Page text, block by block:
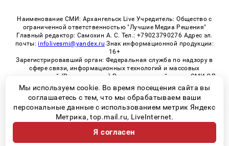
Наименование СМИ: Архангельск Live Учредитель: Общество с
ограниченной ответственностью "Лучшие Медиа Решения"
Главный редактор: Самохин А. С. Тел.: +79023790276 Адрес эл.
почты: infolivesmi@yandex.ru Знак информационной продукции:
16+
Зарегистрировавший орган: Федеральная служба по надзору в
сфере связи, информационных технологий и массовых
коммуникаций (Роскомнадзор) Регистрационный номер СМИ ЭЛ
№ ФС 77 - 82533 от 21.01.2022
© 2026 «Архангельск Live» | Все права защищены
Возрастная категория сайта 16+
Политика конфиденциальности
Мы используем cookie. Во время посещения сайта вы
соглашаетесь с тем, что мы обрабатываем ваши
персональные данные с использованием метрик Яндекс
Метрика, top.mail.ru, LiveInternet.
Я согласен